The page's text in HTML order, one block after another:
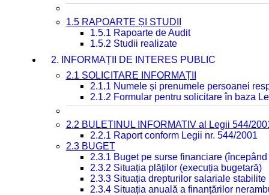
1.5 RAPOARTE ȘI STUDII
1.5.1 Rapoarte de Audit
1.5.2 Studii realizate
2. INFORMAȚII DE INTERES PUBLIC
2.1 SOLICITARE INFORMAȚII
2.1.1 Numele și prenumele persoanei
2.1.2 Formular pentru solicitare în baza
2.2 BULETINUL INFORMATIV al Legii 544/
2.2.1 Raport conform Legii nr. 544/2001
2.3 BUGET
2.3.1 Buget pe surse financiare
2.3.2 Situația plăților (execuția bugetară)
2.3.3 Situația drepturilor salariale
2.3.4 Situația anuală a finanțărilor